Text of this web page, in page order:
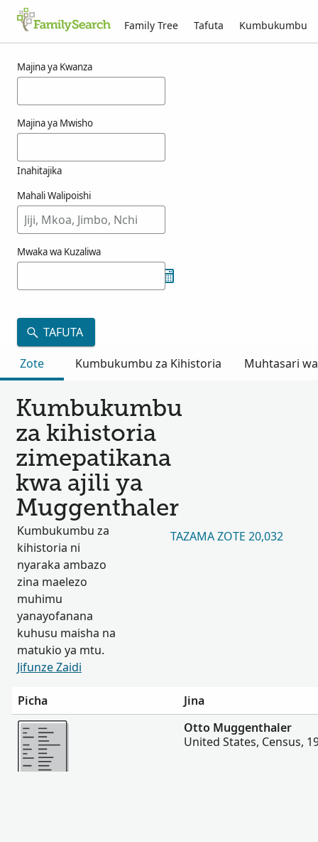
Family Tree Tafuta Kumbukumbu
Majina ya Kwanza
Majina ya Mwisho
Inahitajika
Mahali Walipoishi
Mwaka wa Kuzaliwa
TAFUTA
Zote
Kumbukumbu za Kihistoria Muhtasari
Kumbukumbu
za kihistoria
zimepatikana
kwa ajili ya
Muggenthaler
Kumbukumbu za
kihistoria ni
nyaraka ambazo
zina maelezo
muhimu
yanayofanana
kuhusu maisha na
matukio ya mtu.
Jifunze Zaidi
TAZAMA ZOTE 20,032
Picha
Jina
Zaidi
Otto Muggenthaler
United States, Census,